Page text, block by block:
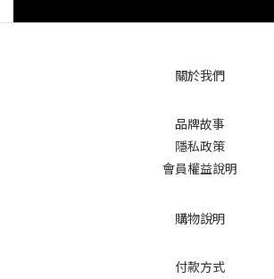
關於我們
品牌故事
隱私政策
會員權益說明
購物說明
付款方式